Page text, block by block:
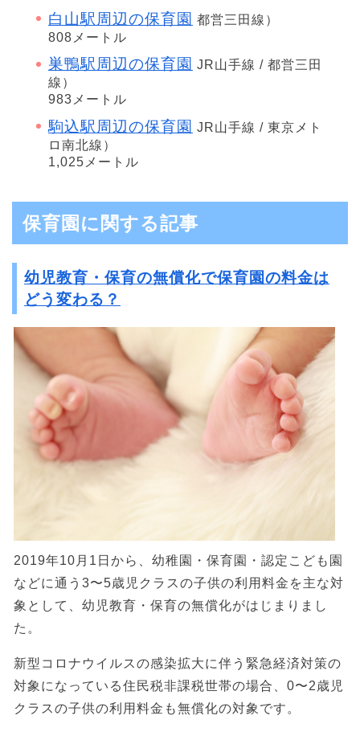
白山駅周辺の保育園 都営三田線）
808メートル
巣鴨駅周辺の保育園 JR山手線 / 都営三田
線）
983メートル
駒込駅周辺の保育園 JR山手線 / 東京メト
ロ南北線）
1,025メートル
保育園に関する記事
幼児教育・保育の無償化で保育園の料金は
どう変わる？
2019年10月1日から、幼稚園・保育園・認定こども園
などに通う3〜5歳児クラスの子供の利用料金を主な対
象として、幼児教育・保育の無償化がはじまりまし
た。
新型コロナウイルスの感染拡大に伴う緊急経済対策の
対象になっている住民税非課税世帯の場合、0〜2歳児
クラスの子供の利用料金も無償化の対象です。